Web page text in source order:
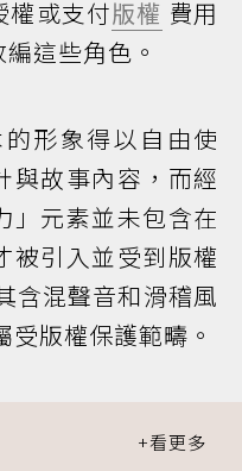
權或支付版權 費用
這些角色。
形象得以自由使
與故事內容，而經
」元素並未包含在
被引入並受到版權
含混聲音和滑稽風
受版權保護範疇。